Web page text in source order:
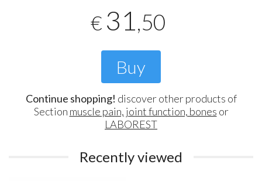
€ 31 ,50
Buy
Continue shopping! discover other products of
Section muscle pain, joint function, bones or
LABOREST
Recently viewed